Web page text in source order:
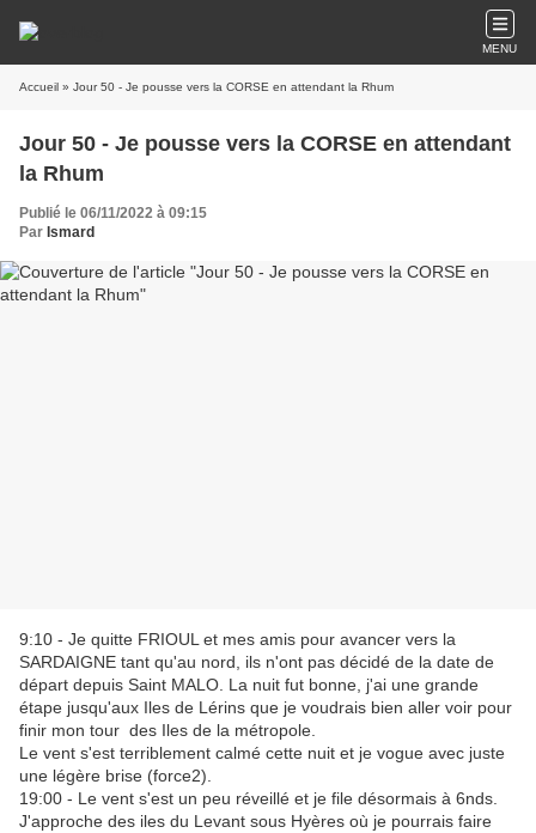
MENU
Accueil » Jour 50 - Je pousse vers la CORSE en attendant la Rhum
Jour 50 - Je pousse vers la CORSE en attendant
la Rhum
Publié le 06/11/2022 à 09:15
Par Ismard
9:10 - Je quitte FRIOUL et mes amis pour avancer vers la
SARDAIGNE tant qu'au nord, ils n'ont pas décidé de la date de
départ depuis Saint MALO. La nuit fut bonne, j'ai une grande
étape jusqu'aux Iles de Lérins que je voudrais bien aller voir pour
finir mon tour des Iles de la métropole.
Le vent s'est terriblement calmé cette nuit et je vogue avec juste
une légère brise (force2).
19:00 - Le vent s'est un peu réveillé et je file désormais à 6nds.
J'approche des iles du Levant sous Hyères où je pourrais faire